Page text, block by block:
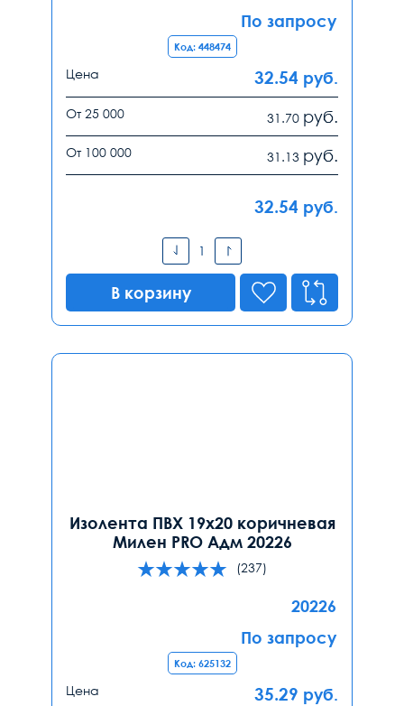
По запросу
Код: 448474
Цена 32.54 руб.
От 25 000 31.70 руб.
От 100 000 31.13 руб.
32.54 руб.
В корзину
Изолента ПВХ 19х20 коричневая
Милен PRO Адм 20226
(237)
20226
По запросу
Код: 625132
Цена 35.29 руб.